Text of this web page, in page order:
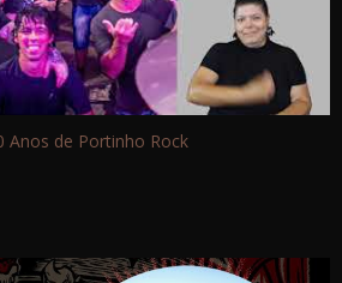
Anos de Portinho Rock